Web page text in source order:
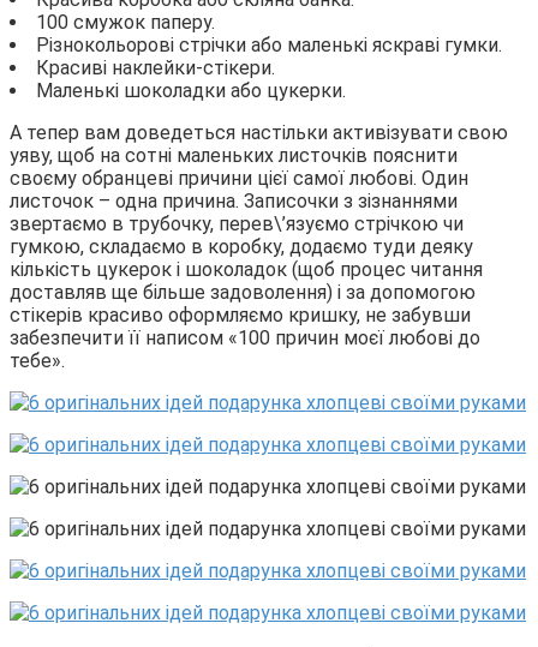
100 смужок паперу.
Різнокольорові стрічки або маленькі яскраві гумки.
Красиві наклейки-стікери.
Маленькі шоколадки або цукерки.
А тепер вам доведеться настільки активізувати свою
уяву, щоб на сотні маленьких листочків пояснити
своєму обранцеві причини цієї самої любові. Один
листочок – одна причина. Записочки з зізнаннями
звертаємо в трубочку, перев\’язуємо стрічкою чи
гумкою, складаємо в коробку, додаємо туди деяку
кількість цукерок і шоколадок (щоб процес читання
доставляв ще більше задоволення) і за допомогою
стікерів красиво оформляємо кришку, не забувши
забезпечити її написом «100 причин моєї любові до
тебе».